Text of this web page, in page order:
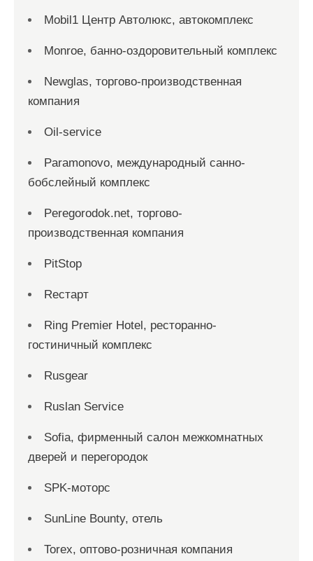
Mobil1 Центр Автолюкс, автокомплекс
Monroe, банно-оздоровительный комплекс
Newglas, торгово-производственная
компания
Oil-service
Paramonovo, международный санно-
бобслейный комплекс
Peregorodok.net, торгово-
производственная компания
PitStop
Reстарт
Ring Premier Hotel, ресторанно-
гостиничный комплекс
Rusgear
Ruslan Service
Sofia, фирменный салон межкомнатных
дверей и перегородок
SPK-моторс
SunLine Bounty, отель
Torex, оптово-розничная компания